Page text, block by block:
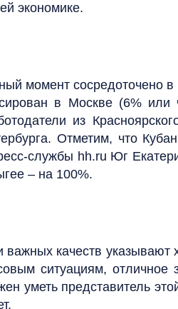
экономике.
момент сосредоточено
в Москве (6%
из
Отметим, что
службы hh.ru Юг
– на 100%.
важных качеств
ситуациям, отличное
уметь представитель